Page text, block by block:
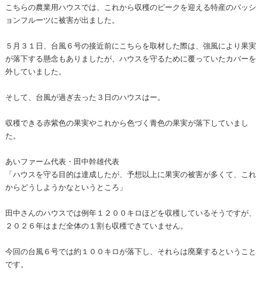
こちらの農業用ハウスでは、これから収穫のピークを迎える特産のパッシ
ョンフルーツに被害が出ました。
５月３１日、台風６号の接近前にこちらを取材した際は、強風により果実
が落下する懸念もありましたが、ハウスを守るために覆っていたカバーを
外していました。
そして、台風が過ぎ去った３日のハウスはー。
収穫できる赤紫色の果実やこれから色づく青色の果実が落下していまし
た。
あいファーム代表・田中幹雄代表
「ハウスを守る目的は達成したが、予想以上に果実の被害が多くて、これ
からどうしようかなというところ」
田中さんのハウスでは例年１２００キロほどを収穫しているそうですが、
２０２６年はまだ全体の１割も収穫できていません。
今回の台風６号では約１００キロが落下し、それらは廃棄するということ
です。